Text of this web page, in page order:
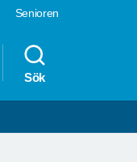
Senioren
Sök